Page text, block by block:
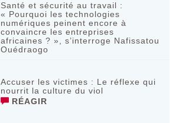
Santé et sécurité au travail :
« Pourquoi les technologies
numériques peinent encore à
convaincre les entreprises
africaines ? », s’interroge Nafissatou
Ouédraogo
Accuser les victimes : Le réflexe qui
nourrit la culture du viol
RÉAGIR